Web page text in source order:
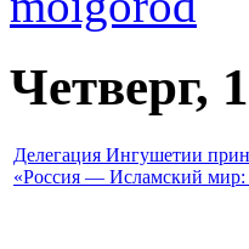
Четверг,
Делегация Ингушетии
«Россия — Исламский мир: